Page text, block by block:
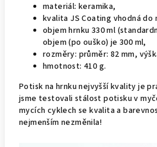
materiál: keramika,
kvalita JS Coating vhodná do
objem hrnku 330 ml
objem (po ouško) je 300 ml,
rozměry: průměr: 82 mm,
hmotnost: 410 g.
Potisk na hrnku nejvyšší kvality je
jsme testovali stálost potisku v
mycích cyklech se kvalita a
nejmenším nezměnila!